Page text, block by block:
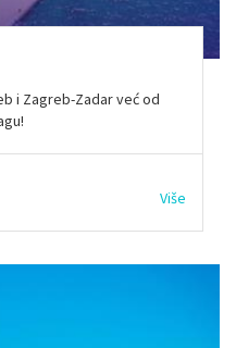
i Zagreb-Zadar već od
Više